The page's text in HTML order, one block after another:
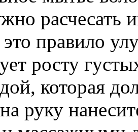
расчесать
правило
росту
которая
руку